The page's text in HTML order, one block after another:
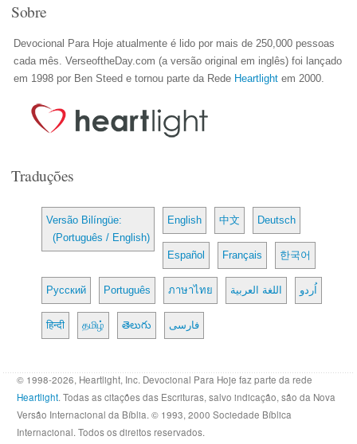
Sobre
Devocional Para Hoje atualmente é lido por mais de 250,000 pessoas
cada mês. VerseoftheDay.com (a versão original em inglês) foi lançado
em 1998 por Ben Steed e tornou parte da Rede Heartlight em 2000.
Traduções
Versão Bilíngüe:
(Português / English)
English 中文 Deutsch
Español Français 한국어
Русский Português ภาษาไทย اللغة العربية اُردو
हिन्दी தமிழ் తెలుగు فارسی
© 1998-2026, Heartlight, Inc. Devocional Para Hoje faz parte da rede
Heartlight. Todas as citações das Escrituras, salvo indicação, são da Nova
Versão Internacional da Bíblia. © 1993, 2000 Sociedade Bíblica
Internacional. Todos os direitos reservados.